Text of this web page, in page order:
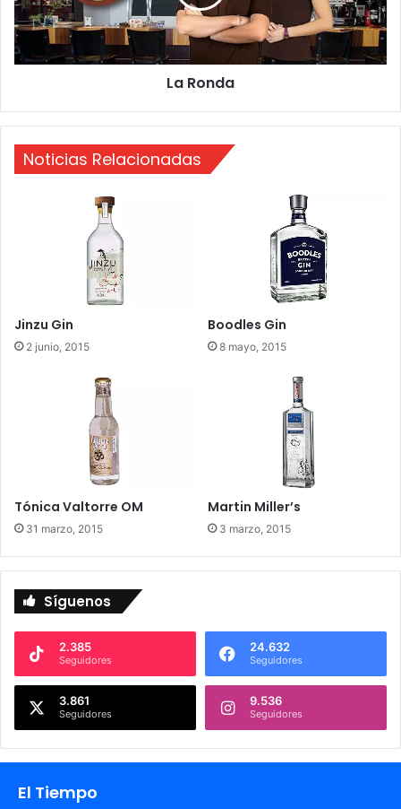
d
a
La Ronda
Noticias Relacionadas
Jinzu Gin
2 junio, 2015
Boodles Gin
8 mayo, 2015
Tónica Valtorre OM
31 marzo, 2015
Martin Miller’s
3 marzo, 2015
Síguenos
2.385
Seguidores
24.632
Seguidores
3.861
Seguidores
9.536
Seguidores
El Tiempo